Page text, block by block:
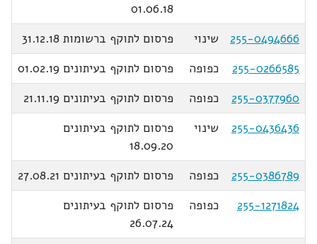
01.06.18
255-0494666
שינוי
פרסום לתוקף ברשומות 31.12.18
255-0266585
כפופה
פרסום לתוקף בעיתונים 01.02.19
255-0377960
כפופה
פרסום לתוקף בעיתונים 21.11.19
255-0436436
שינוי
פרסום לתוקף בעיתונים
18.09.20
255-0386789
כפופה
פרסום לתוקף בעיתונים 27.08.21
255-1271824
כפופה
פרסום לתוקף בעיתונים
26.07.24